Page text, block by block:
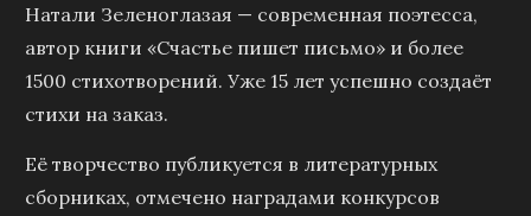
Натали Зеленоглазая — современная поэтесса,
автор книги «Счастье пишет письмо» и более
1500 стихотворений. Уже 15 лет успешно создаёт
стихи на заказ.
Её творчество публикуется в литературных
сборниках, отмечено наградами конкурсов